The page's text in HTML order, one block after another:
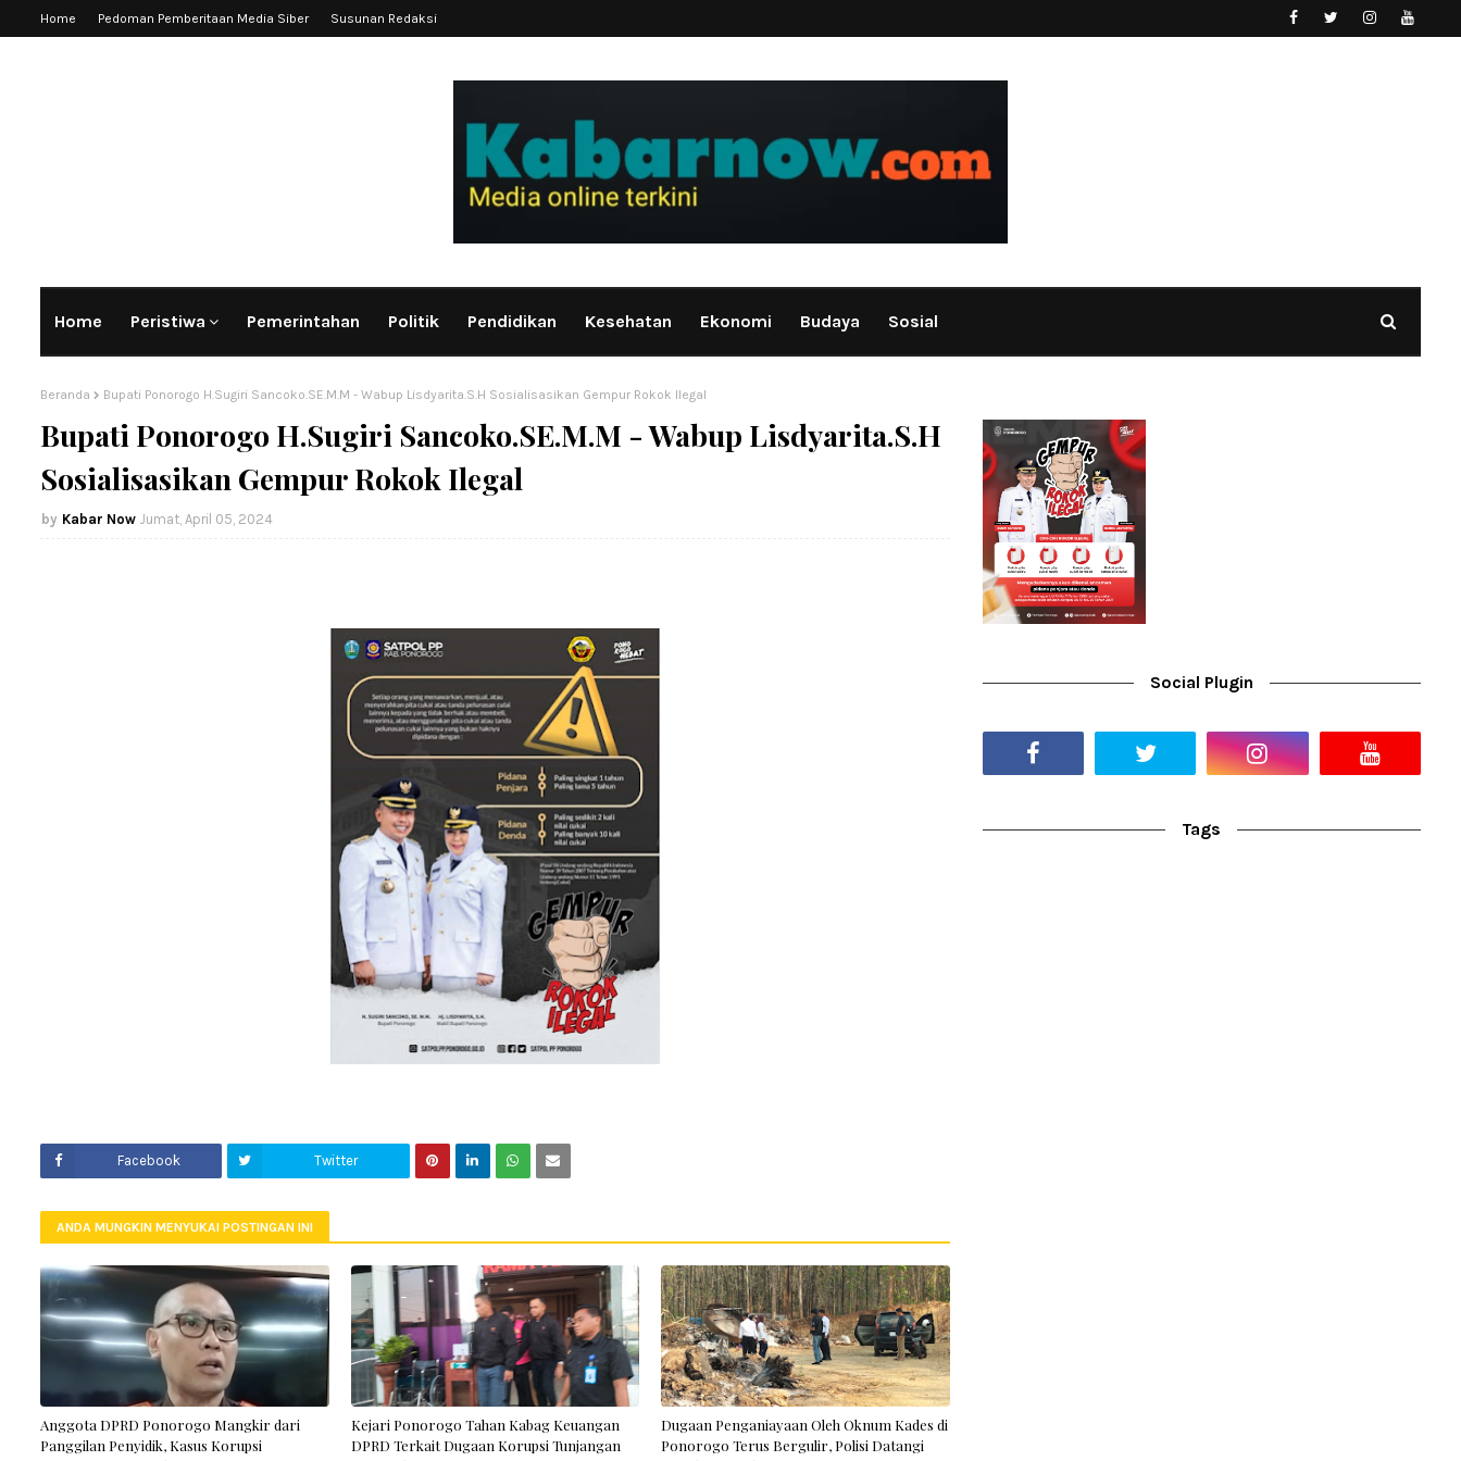
Home Pedoman Pemberitaan Media Siber Susunan Redaksi
Home Peristiwa Pemerintahan Politik Pendidikan Kesehatan Ekonomi Budaya Sosial
Beranda Bupati Ponorogo H.Sugiri Sancoko.SE.M.M - Wabup Lisdyarita.S.H Sosialisasikan Gempur Rokok Ilegal
Bupati Ponorogo H.Sugiri Sancoko.SE.M.M - Wabup Lisdyarita.S.H
Sosialisasikan Gempur Rokok Ilegal
Kabar Now Jumat, April 05, 2024
Facebook Twitter
ANDA MUNGKIN MENYUKAI POSTINGAN INI
Anggota DPRD Ponorogo Mangkir dari
Panggilan Penyidik, Kasus Korupsi
Kejari Ponorogo Tahan Kabag Keuangan
DPRD Terkait Dugaan Korupsi Tunjangan
Dugaan Penganiayaan Oleh Oknum Kades di
Ponorogo Terus Bergulir, Polisi Datangi
Social Plugin
Tags